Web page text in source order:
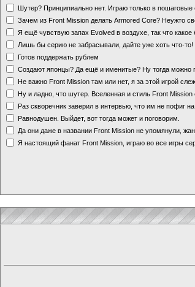
Шутер? Принципиально нет. Играю только в пошаговые
Зачем из Front Mission делать Armored Core? Неужто
Я ещё чувствую запах Evolved в воздухе, так что
Лишь бы серию не забрасывали, дайте уже хоть что-то!
Готов поддержать рублем
Создают японцы? Да ещё и именитые? Ну тогда можно
Не важно Front Mission там или нет, я за этой игрой
Ну и ладно, что шутер. Вселенная и стиль Front Mission
Раз скворечник заверил в интервью, что им не пофиг
Равнодушен. Выйдет, вот тогда может и поговорим.
Да они даже в названии Front Mission не упомянули,
Я настоящий фанат Front Mission, играю во все игры